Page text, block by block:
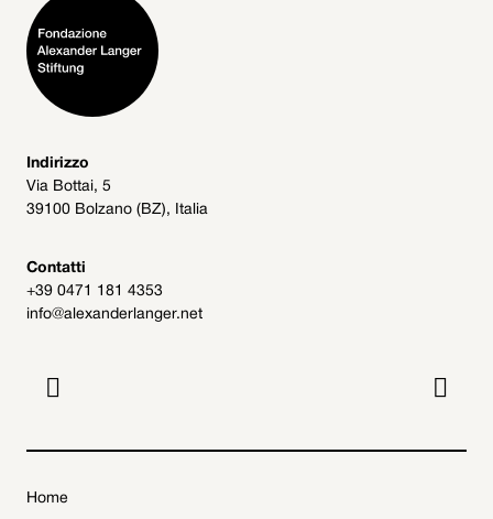
Indirizzo
Via Bottai, 5
39100 Bolzano (BZ), Italia
Contatti
+39 0471 181 4353
info@alexanderlanger.net
 
Home